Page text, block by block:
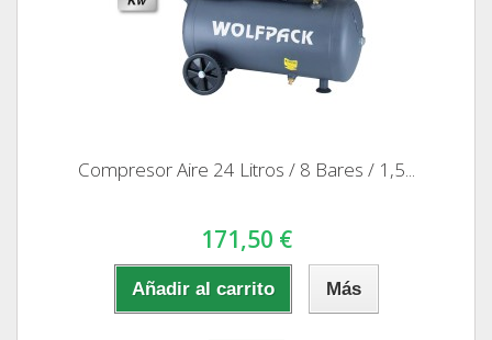
Compresor Aire 24 Litros / 8 Bares / 1,5...
171,50 €
Añadir al carrito Más